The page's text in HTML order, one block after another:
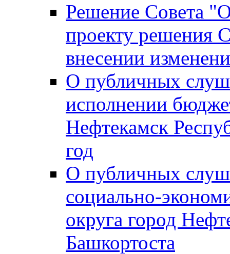
Решение Совета
проекту решения
внесении
О публичных
исполнении
Нефтекамск
год
О публичных
социально-
округа город
Башкортоста